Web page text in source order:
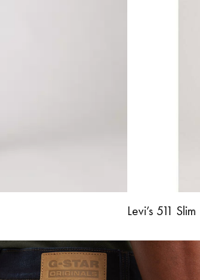
Levi’s 511 Slim